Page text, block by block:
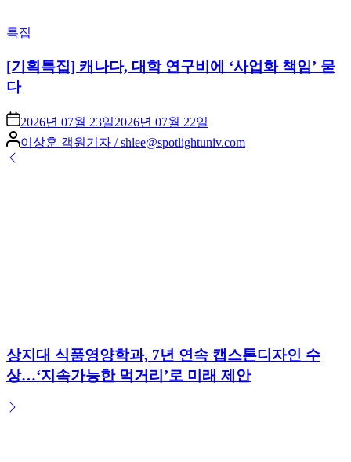
Posted
특집
[기획특집] 캐나다, 대학 연구비에 ‘사업화 책임’ 묻
다
2026년 07월 23일2026년 07월 22일
Posted
by
이상훈 객원기자 / shlee@spotlightuniv.com
상지대 식품영양학과, 7년 연속 캡스톤디자인 수
상…‘지속가능한 먹거리’로 미래 제안